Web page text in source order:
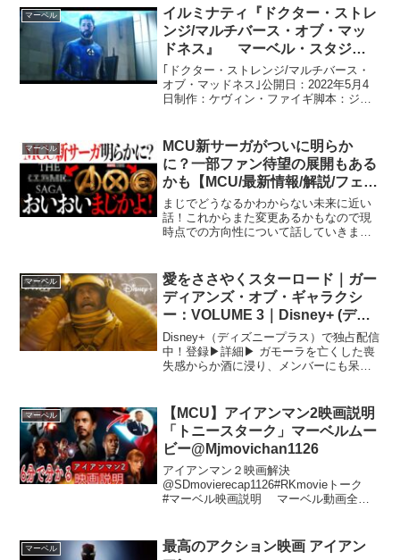
ンジャーズ４考察B.A.R.F,.システムと
は？（ネタバレあ...
マーベル
イルミナティ『ドクター・ストレ
ンジ/マルチバース・オブ・マッ
ドネス』 マーベル・スタジ
オ 日本語吹き替え
｢ドクター・ストレンジ/マルチバース・
オブ・マッドネス｣公開日：2022年5月4
日制作：ケヴィン・ファイギ脚本：ジェ
ティーヴ・ディッコ監督：サム・ライミ
音楽：ダニー・エ...
マーベル
MCU新サーガがついに明らか
に？一部ファン待望の展開もある
かも【MCU/最新情報/解説/フェー
ズ５】
まじでどうなるかわからない未来に近い
話！これからまた変更あるかもなので現
時点での方向性について話していきま
-------...
マーベル
愛をささやくスターロード｜ガー
ディアンズ・オブ・ギャラクシ
ー：VOLUME 3｜Disney+ (ディ
ズニープラス）
Disney+（ディズニープラス）で独占配信
中！登録▶︎詳細▶︎ ガモーラを亡くした喪
失感からか酒に浸り、メンバーにも呆れ
2014年当時のガモーラが突如現れるので
あった。...
マーベル
【MCU】アイアンマン2映画説明
「トニースターク」マーベルムー
ビー@Mjmovichan1126
アイアンマン２映画解決
@SDmovierecap1126#RKmovieトーク
#マーベル映画説明 マーベル動画全て:
channel: insta...
マーベル
最高のアクション映画 アイアン